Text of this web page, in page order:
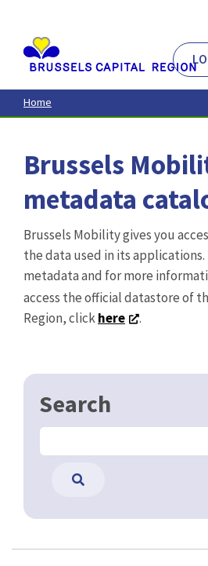
contenu
principal
Home
Brussels
metadata
Brussels Mobility gives you
the data used in its
metadata and for more
access the official datastore of
Region, clickhere .
Search